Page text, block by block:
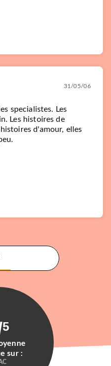
31/05/06
specialistes. Les
Les histoires de
d'amour, elles
5
sur :